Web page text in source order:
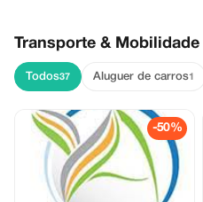
Transporte & Mobilidade
Todos37 Aluguer de carros1
-50%